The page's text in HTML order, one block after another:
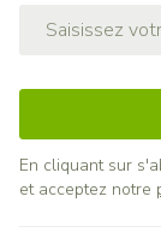
En cliquant sur
et acceptez notre